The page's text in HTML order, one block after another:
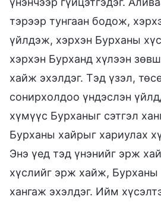
тэрээр тунгаан бодож,
үйлдэж, хэрхэн Бурханы
хэрхэн Бурханд хүлээн
хайж эхэлдэг. Тэд үзэл,
сонирхолдоо үндэслэн
хүмүүс Бурханыг сэтгэл
Бурханы хайрыг хариулах
Энэ үед тэд үнэнийг эрж
хүслийг эрж хайж,
хангаж эхэлдэг. Ийм